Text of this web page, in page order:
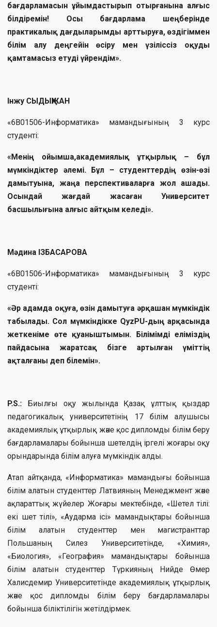
бағдарламасын ұйымдастырып отырғанына алғыс
білдіремін! Осы бағдарлама шеңберінде
практикалық дағдыларымды арттыруға, өздігіммен
білім алу деңгейін өсіру мен үзіліссіз оқуды
қамтамасыз етуді үйрендім».
Інжу СЫДЫҚЖАН
«6B01506-Информатика» мамандығының 3 курс
студенті:
«Менің ойымша,академиялық ұтқырлық – бұл
мүмкіндіктер әлемі. Бұл – студенттердің өзін-өзі
дамытуына, жаңа перспективаларға жол ашады.
Осындай жағдай жасаған Университет
басшылығына алғыс айтқым келеді».
Мәдина ІЗБАСАРОВА
«6B01506-Информатика» мамандығының 3 курс
студенті:
«Әр адамда оқуға, өзін дамытуға әрқашан мүмкіндік
табылады. Сол мүмкіндікке QyzPU-дың арқасында
жеткеніме өте қуаныштымын. Білімімді еліміздің
пайдасына жаратсақ бізге артылған үміттің
ақталғаны деп білемін».
P.S.: Биылғы оқу жылында Қазақ ұлттық қыздар
педагогикалық университетінің 17 білім алушысы
академиялық ұтқырлық және қос дипломды білім беру
бағдарламалары бойынша шетелдің іргелі жоғары оқу
орындарында білім алуға мүмкіндік алды.
Атап айтқанда, «Информатика» мамандығы бойынша
білім алатын студенттер Латвияның Менеджмент және
ақпараттық жүйелер Жоғары мектебінде, «Шетел тілі:
екі шет тілі», «Аударма ісі» мамандықтары бойынша
білім алатын студенттер мен магистранттар
Польшаның Силез Университетінде, «Химия»,
«Биология», «География» мамандықтары бойынша
білім алатын студенттер Түркияның Нийде Өмер
Халисдемир Университетінде академиялық ұтқырлық
және қос дипломды білім беру бағдарламалары
бойынша біліктілігін жетілдірмек.